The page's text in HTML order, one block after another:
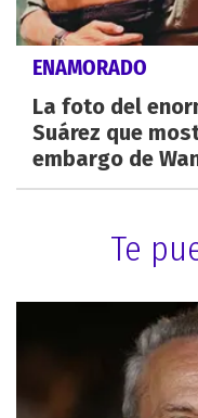
ENAMORADO
La foto del
Suárez que
embargo de
Te